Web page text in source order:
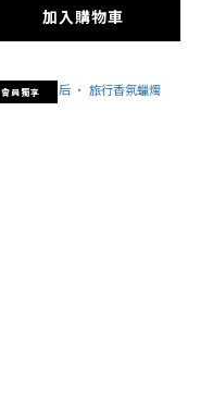
加入購物車
會員獨享